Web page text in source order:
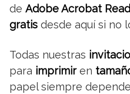
de Adobe Acrobat
gratis desde aquí si no
Todas nuestras
para imprimiren
papel siempre